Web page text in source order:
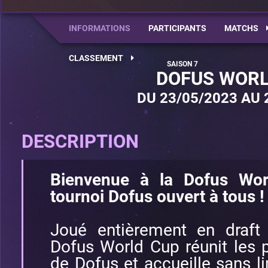
INFORMATIONS PARTICIPANTS MATCHS
CLASSEMENT
DOFUS
DU 23/05/2023 AU
DESCRIPTION
Bienvenue à la Dofus
tournoi Dofus ouvert à tous !
Joué entièrement en
Dofus World Cup réunit les
de Dofus et accueille sans